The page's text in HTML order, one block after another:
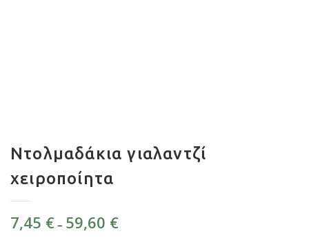
Ντολμαδάκια γιαλαντζί
χειροποίητα
7,45 € – 59,60 €Price